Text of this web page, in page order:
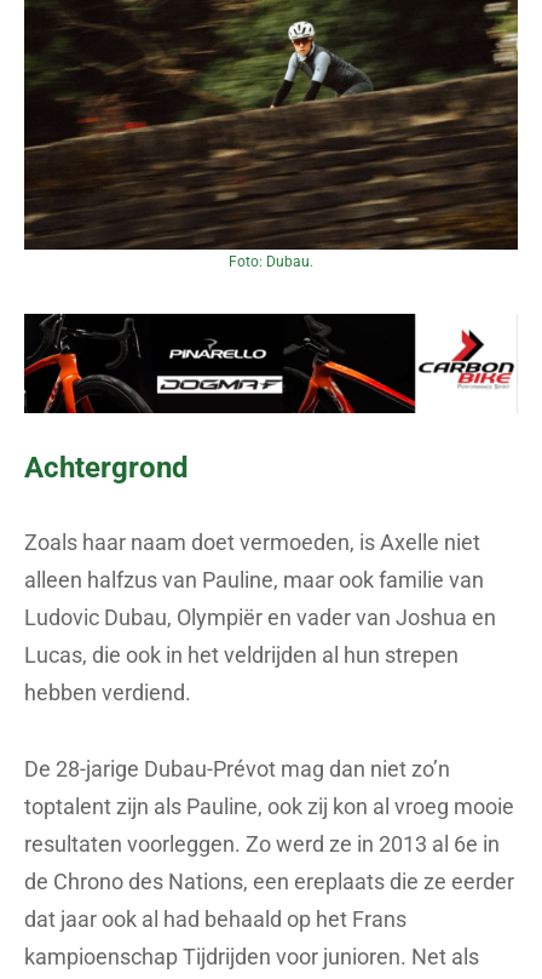
Foto: Dubau.
Achtergrond
Zoals haar naam doet vermoeden, is Axelle niet
alleen halfzus van Pauline, maar ook familie van
Ludovic Dubau, Olympiër en vader van Joshua en
Lucas, die ook in het veldrijden al hun strepen
hebben verdiend.
De 28-jarige Dubau-Prévot mag dan niet zo’n
toptalent zijn als Pauline, ook zij kon al vroeg mooie
resultaten voorleggen. Zo werd ze in 2013 al 6e in
de Chrono des Nations, een ereplaats die ze eerder
dat jaar ook al had behaald op het Frans
kampioenschap Tijdrijden voor junioren. Net als